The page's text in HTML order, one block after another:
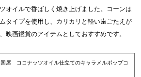
オイルで香ばしく焼き上げました。コーンは
タイプを使用し、カリカリと軽い歯ごたえが
映画鑑賞のアイテムとしておすすめです。
屋 ココナッツオイル仕立てのキャラメルポップコ